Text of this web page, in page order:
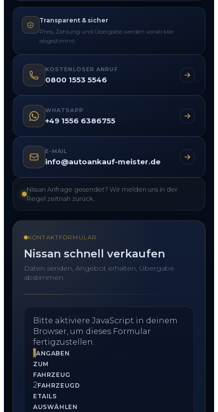
Transparent & sicher
Preis, Zahlung und Übergabe werden vorab klar
abgestimmt.
KOSTENLOSER ANRUF
0800 1553 5546
WHATSAPP
+49 1556 6386755
E-MAIL
info@autoankauf-meister.de
Nissan Anfrage gesendet? Wir melden uns in der
Regel zeitnah zurück.
KONTAKTFORMULAR
Nissan schnell verkaufen
Daten senden, Angebot erhalten, Übergabe
abstimmen.
Bitte aktiviere JavaScript in deinem
Browser, um dieses Formular
fertigzustellen.
1ANGABEN
ZUM
FAHRZEUG
2FAHRZEUGD
ETAILS
AUSWÄHLEN